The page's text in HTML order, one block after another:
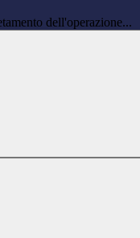
dell'operazione...